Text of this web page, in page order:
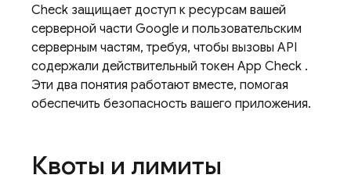
Check защищает доступ к ресурсам вашей
серверной части Google и пользовательским
серверным частям, требуя, чтобы вызовы API
содержали действительный токен App Check .
Эти два понятия работают вместе, помогая
обеспечить безопасность вашего приложения.
Квоты и лимиты